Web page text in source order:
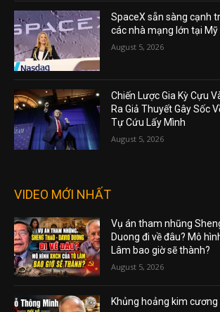
SpaceX sẵn sàng cạnh
các nhà mạng lớn tại Mỹ
August 5, 2026
Chiến Lược Gia Kỳ Cựu
Ra Giả Thuyết Gây Sốc
Tự Cứu Lấy Mình
August 5, 2026
VIDEO MỚI NHẤT
Vụ án tham nhũng
Duong đi về đâu? Mô
Lâm bao giờ sẽ thành?
August 5, 2026
Khủng hoảng kim